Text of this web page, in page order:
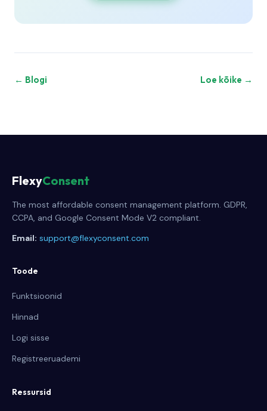
← Blogi Loe kõike →
FlexyConsent
The most affordable consent management platform. GDPR,
CCPA, and Google Consent Mode V2 compliant.
Email: support@flexyconsent.com
Toode
Funktsioonid
Hinnad
Logi sisse
Registreeruademi
Ressursid